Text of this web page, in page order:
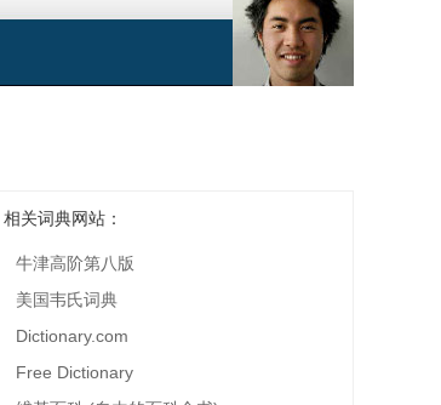
相关词典网站：
牛津高阶第八版
美国韦氏词典
Dictionary.com
Free Dictionary